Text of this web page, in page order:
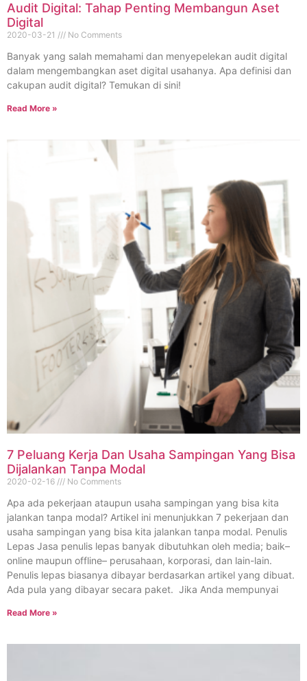
Audit Digital: Tahap Penting Membangun Aset
Digital
2020-03-21 No Comments
Banyak yang salah memahami dan menyepelekan audit digital
dalam mengembangkan aset digital usahanya. Apa definisi dan
cakupan audit digital? Temukan di sini!
Read More »
7 Peluang Kerja Dan Usaha Sampingan Yang Bisa
Dijalankan Tanpa Modal
2020-02-16 No Comments
Apa ada pekerjaan ataupun usaha sampingan yang bisa kita
jalankan tanpa modal? Artikel ini menunjukkan 7 pekerjaan dan
usaha sampingan yang bisa kita jalankan tanpa modal. Penulis
Lepas Jasa penulis lepas banyak dibutuhkan oleh media; baik–
online maupun offline– perusahaan, korporasi, dan lain-lain.
Penulis lepas biasanya dibayar berdasarkan artikel yang dibuat.
Ada pula yang dibayar secara paket. Jika Anda mempunyai
Read More »